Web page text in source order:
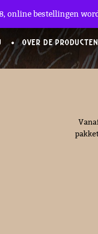
OVER DE PRODUCTEN
online bestellingen